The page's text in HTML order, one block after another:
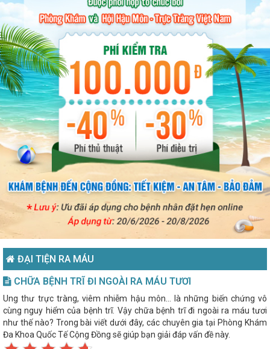
ĐẠI TIỆN RA MÁU
CHỮA BỆNH TRĨ ĐI NGOÀI RA MÁU TƯƠI
Ung thư trực tràng, viêm nhiễm hậu môn… là những biến chứng vô
cùng nguy hiểm của bệnh trĩ. Vậy chữa bệnh trĩ đi ngoài ra máu tươi
như thế nào? Trong bài viết dưới đây, các chuyên gia tại Phòng Khám
Đa Khoa Quốc Tế Cộng Đồng sẽ giúp bạn giải đáp vấn đề này.